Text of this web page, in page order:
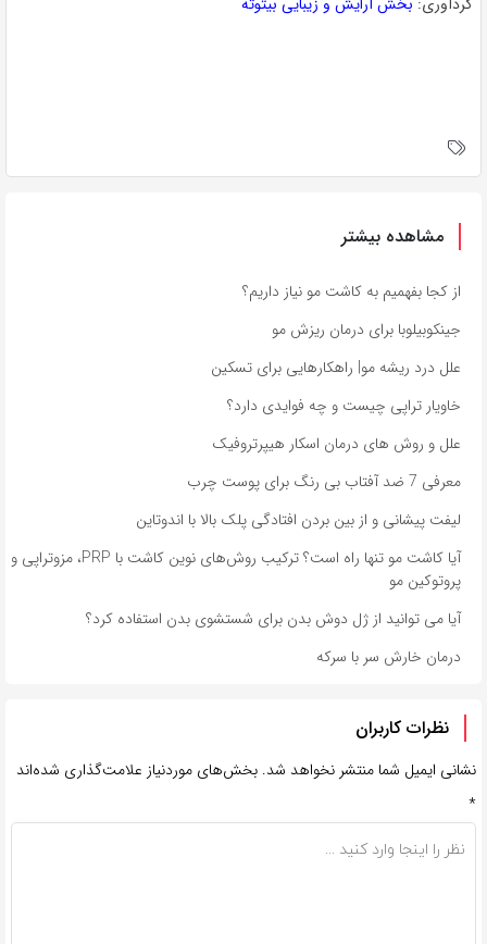
مشاهده بیشتر
از کجا بفهمیم به کاشت مو نیاز داریم؟
جینکوبیلوبا برای درمان ریزش مو
علل درد ریشه مو| راهکارهایی برای تسکین
خاویار تراپی چیست و چه فوایدی دارد؟
علل و روش های درمان اسکار هیپرتروفیک
معرفی 7 ضد آفتاب بی رنگ برای پوست چرب
لیفت پیشانی و از بین بردن افتادگی پلک بالا با اندوتاین
آیا کاشت مو تنها راه است؟ ترکیب روش‌های نوین کاشت با PRP، مزوتراپی و
پروتوکین مو
آیا می توانید از ژل دوش بدن برای شستشوی بدن استفاده کرد؟
درمان خارش سر با سرکه
نظرات کاربران
نشانی ایمیل شما منتشر نخواهد شد. بخش‌های موردنیاز علامت‌گذاری شده‌اند
*